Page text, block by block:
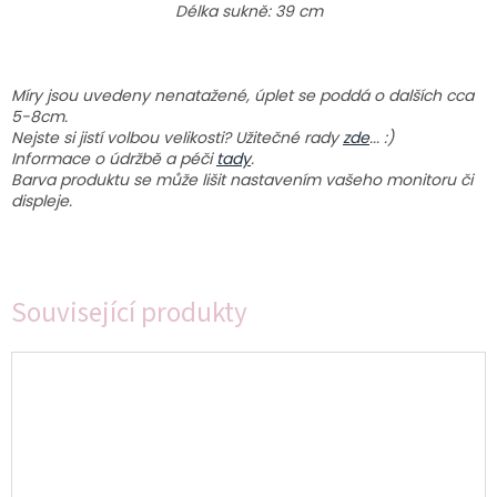
Související produkty
Délka sukně: 39 cm
Míry jsou uvedeny nenatažené, úplet se poddá o dalších cca
5-8cm.
Nejste si jistí volbou velikosti? Užitečné rady zde... :)
Informace o údržbě a péči tady.
Barva produktu se může lišit nastavením vašeho monitoru či
displeje.